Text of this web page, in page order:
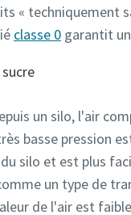
« techniquement
classe 0 garantit
un silo, l'air
basse pression
silo et est plus
un type de
de l'air est